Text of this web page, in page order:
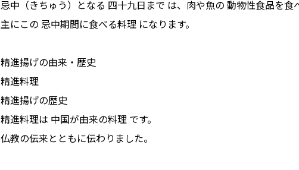
忌中（きちゅう）となる 四十九日まで は、肉や魚の 動物性食品を食
主にこの 忌中期間に食べる料理 になります。
精進揚げの由来・歴史
精進料理
精進揚げの歴史
精進料理は 中国が由来の料理 です。
仏教の伝来とともに伝わりました。